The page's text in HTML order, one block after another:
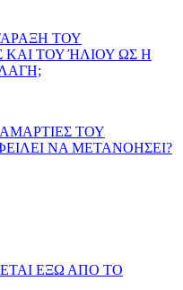
ΤΟΥ
ΤΟΥ ΉΛΙΟΥ ΩΣ Η
ΤΟΥ
ΝΑ ΜΕΤΑΝΟΗΣΕΙ?
ΕΞΩ ΑΠΟ ΤΟ